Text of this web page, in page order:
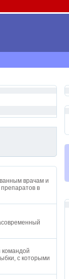
врачам и
в
с которыми